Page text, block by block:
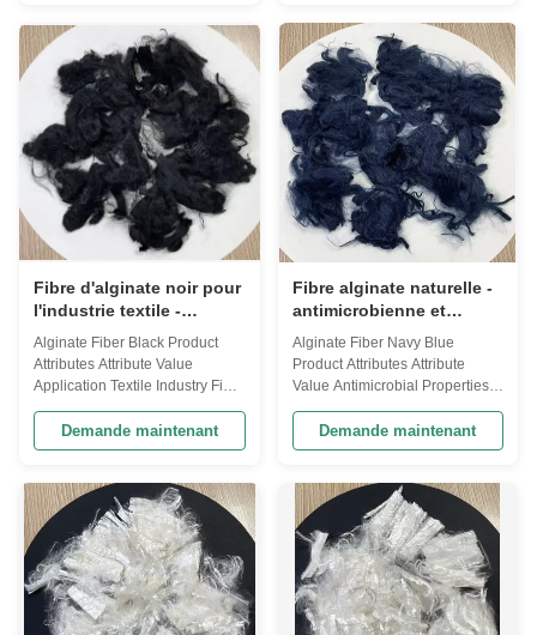
Properties Yes Moisture Content
Less Than 15% Product
Description Our innovative
Alginate Fiber is ...
High Product Description Our
Alginate Fiber is a revolutionary
textile made from ...
Fibre d'alginate noir pour
l'industrie textile -
Biodégradable et
écologique
Alginate Fiber Black Product
Attributes Attribute Value
Application Textile Industry Fiber
Type Natural Fiber Eco-Friendly
Yes Biodegradability
Biodegradable Color
Alginate Odor Odorless
Structure Fibrous Product
Description Our innovative
Alginate Fiber is a sustainable,
...
Demande maintenant
Fibre alginate naturelle -
antimicrobienne et
écologique
Alginate Fiber Navy Blue
Product Attributes Attribute
Value Antimicrobial Properties
Yes Fiber Type Natural Fiber
Strength Strong Eco-Friendly
Yes Material Alginate Texture
Absorbency High Product
Description Alginate Fiber is an
innovative sustainable material
derived from ...
Demande maintenant